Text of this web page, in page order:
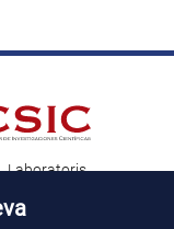
Laboratoris